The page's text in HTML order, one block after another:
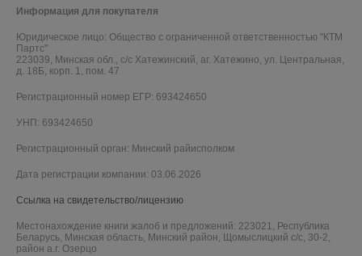
Информация для покупателя
Юридическое лицо: Общество с ограниченной ответственностью "КТМ
Партс"
223039, Минская обл., с/с Хатежинский, аг. Хатежино, ул. Центральная,
д. 18Б, корп. 1, пом. 47
Регистрационный номер ЕГР: 693424650
УНП: 693424650
Регистрационный орган: Минский райисполком
Дата регистрации компании: 03.06.2026
Ссылка на свидетельство/лицензию
Местонахождение книги жалоб и предложений: 223021, Республика
Беларусь, Минская область, Минский район, Щомыслицкий с/с, 30-2,
район а.г. Озерцо